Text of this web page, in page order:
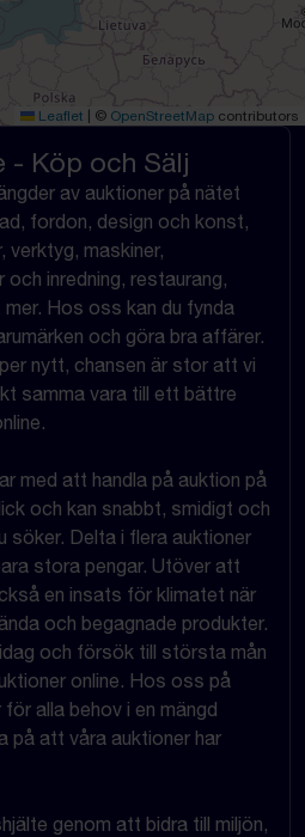
Leaflet © OpenStreetMap contributors
- Köp och Sälj
av auktioner på nätet
fordon, design och konst,
verktyg, maskiner,
och inredning, restaurang,
Hos oss kan du fynda
och göra bra affärer.
nytt, chansen är stor att vi
samma vara till ett bättre
med att handla på auktion på
och kan snabbt, smidigt och
söker. Delta i flera auktioner
stora pengar. Utöver att
en insats för klimatet när
och begagnade produkter.
och försök till största mån
online. Hos oss på
alla behov i en mängd
på att våra auktioner har
genom att bidra till miljön,